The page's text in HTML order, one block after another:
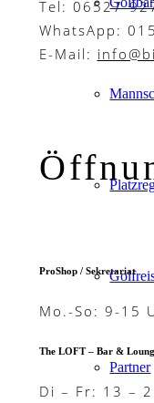
Partner
Tel: 06527-
WhatsApp:
E-Mail:
ProShop / Sekretariat
Mo.-So: 9-15
The LOFT – Bar &
Di – Fr: 13 –